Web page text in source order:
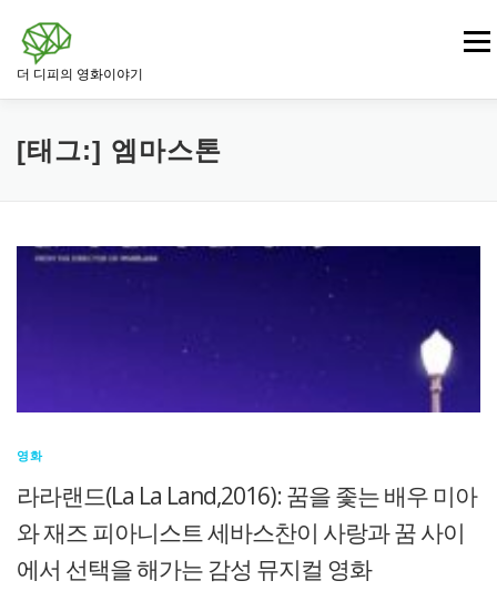
바
더 디피의 영화이야기
메뉴
영화 드라마 영화
[태그:] 엠마스톤
영화
라라랜드(La La Land,2016): 꿈을 좇는 배우 미아
와 재즈 피아니스트 세바스찬이 사랑과 꿈 사이
에서 선택을 해가는 감성 뮤지컬 영화